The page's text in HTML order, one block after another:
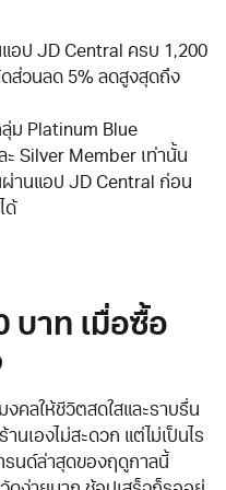
อป JD Central ครบ 1,200
ดส่วนลด 5% ลดสูงสุดถึง
ม Platinum Blue
Silver Member เท่านั้น
านแอป JD Central ก่อน
ด้
บาท เมื่อซื้อ
คลให้ชีวิตสดใสและราบรื่น
นเองไม่สะดวก แต่ไม่เป็นไร
รนด์ล่าสุดของฤดูกาลนี้